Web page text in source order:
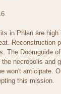
in Phlan are
Reconstruction
The Doomguide
necropolis and
won't anticipate.
this mission.